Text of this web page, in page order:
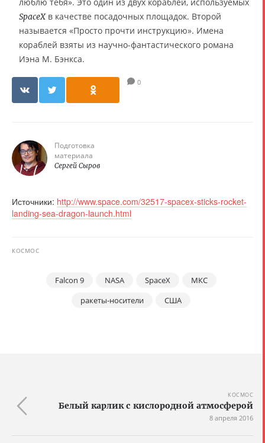
SpaceXв качестве посадочных площадок. Второй
называется «Просто прочти инструкцию». Имена
кораблей взяты из научно-фантастического романа
Иэна М. Бэнкса.
0
Подготовка
материала
Сергей Сыров
Источники: http://www.space.com/32517-spacex-sticks-rocket-
landing-sea-dragon-launch.html
КОСМОС
Falcon 9 NASA SpaceX
МКС
ракеты-носители
США
КОСМОС
Белый карлик с кислородной атмосферой
8 апреля 2016